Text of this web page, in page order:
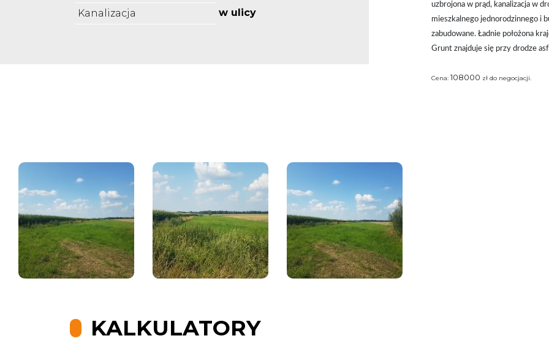
Kanalizacja
w ulicy
uzbrojona w prąd, kanalizacja w
mieszkalnego jednorodzinnego i
zabudowane. Ładnie położona
Grunt znajduje się przy drodze
Cena: 108000 zł do negocjacji.
KALKULATORY